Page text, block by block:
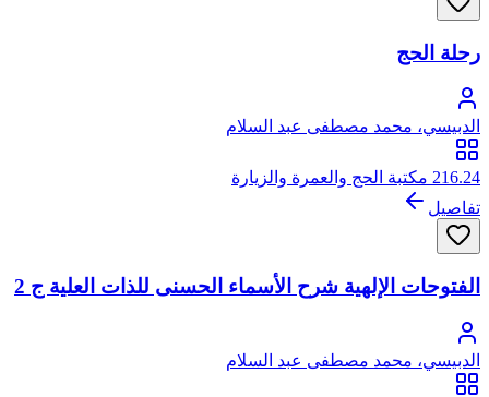
رحلة الحج
الدبيسي، محمد مصطفى عبد السلام
216.24 مكتبة الحج والعمرة والزيارة
تفاصيل
الفتوحات الإلهية شرح الأسماء الحسنى للذات العلية ج 2
الدبيسي، محمد مصطفى عبد السلام